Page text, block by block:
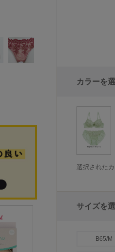
カラーを
選択された
サイズを
B65/M